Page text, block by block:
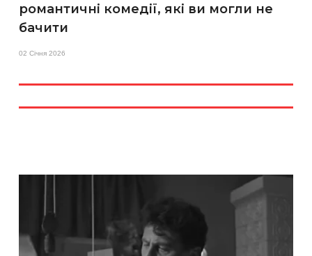
романтичні комедії, які ви могли не
бачити
02 Січня 2026